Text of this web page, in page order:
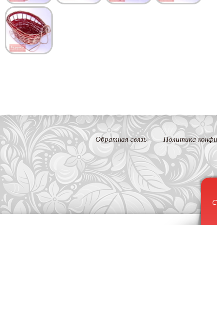
Обратная связь Политика